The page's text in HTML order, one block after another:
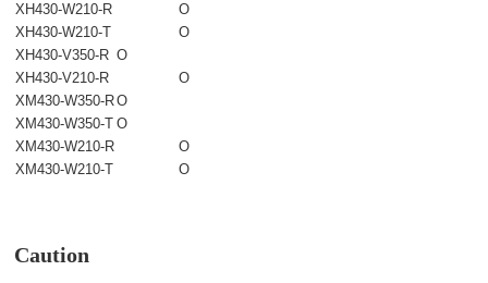
XH430-W210-R
O
XH430-W210-T
O
XH430-V350-R O
XH430-V210-R
O
XM430-W350-RO
XM430-W350-T O
XM430-W210-R
O
XM430-W210-T
O
Caution